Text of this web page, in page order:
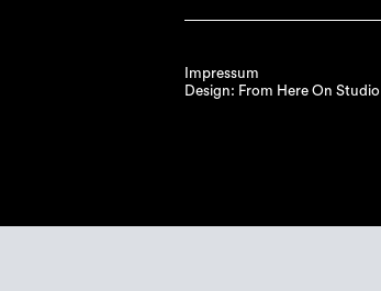
Impressum
Design: From Here On Studio